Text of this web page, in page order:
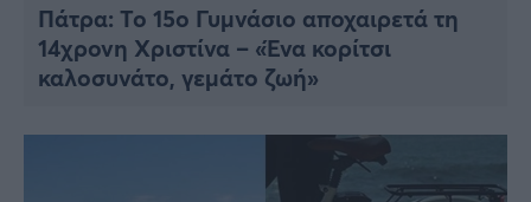
Πάτρα: Το 15ο Γυμνάσιο αποχαιρετά τη
14χρονη Χριστίνα – «Ένα κορίτσι
καλοσυνάτο, γεμάτο ζωή»